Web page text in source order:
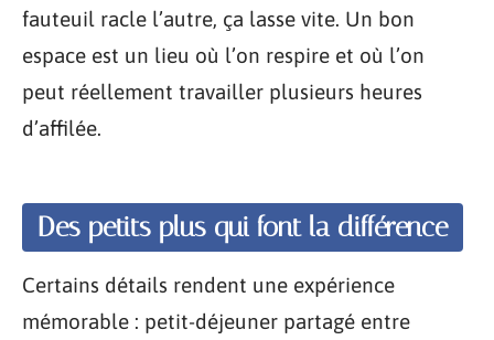
fauteuil racle l’autre, ça lasse vite. Un bon
espace est un lieu où l’on respire et où l’on
peut réellement travailler plusieurs heures
d’affilée.
Des petits plus qui font la différence
Certains détails rendent une expérience
mémorable : petit-déjeuner partagé entre